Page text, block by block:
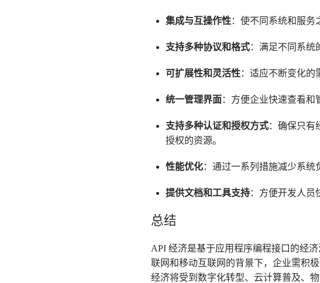
集成与互操作性：使不同系统和服务
支持多种协议和格式：满足不同系统
可扩展性和灵活性：适应不断变化的
统一管理界面：方便企业快速查看和
支持多种认证和授权方式：确保只有
授权的资源。
性能优化：通过一系列措施减少系统
提供文档和工具支持：方便开发人员
总结
API 经济是基于应用程序编程接口的经
联网和移动互联网的背景下，企业需积
经济将受到数字化转型、云计算普及、